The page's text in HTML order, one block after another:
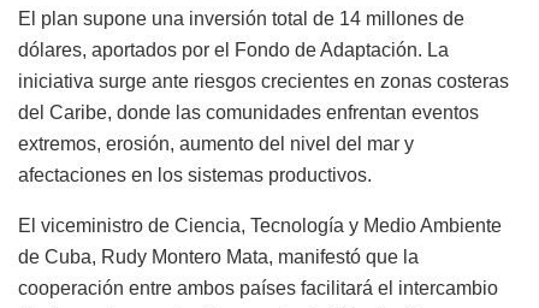
El plan supone una inversión total de 14 millones de
dólares, aportados por el Fondo de Adaptación. La
iniciativa surge ante riesgos crecientes en zonas costeras
del Caribe, donde las comunidades enfrentan eventos
extremos, erosión, aumento del nivel del mar y
afectaciones en los sistemas productivos.
El viceministro de Ciencia, Tecnología y Medio Ambiente
de Cuba, Rudy Montero Mata, manifestó que la
cooperación entre ambos países facilitará el intercambio